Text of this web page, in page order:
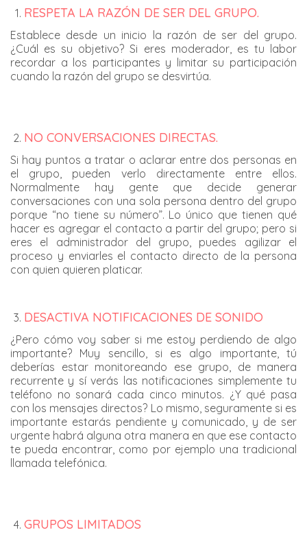
RESPETA LA RAZÓN DE SER DEL GRUPO.
Establece desde un inicio la razón de ser del grupo.
¿Cuál es su objetivo? Si eres moderador, es tu labor
recordar a los participantes y limitar su participación
cuando la razón del grupo se desvirtúa.
NO CONVERSACIONES DIRECTAS.
Si hay puntos a tratar o aclarar entre dos personas en
el grupo, pueden verlo directamente entre ellos.
Normalmente hay gente que decide generar
conversaciones con una sola persona dentro del grupo
porque “no tiene su número”. Lo único que tienen qué
hacer es agregar el contacto a partir del grupo; pero si
eres el administrador del grupo, puedes agilizar el
proceso y enviarles el contacto directo de la persona
con quien quieren platicar.
DESACTIVA NOTIFICACIONES DE SONIDO
¿Pero cómo voy saber si me estoy perdiendo de algo
importante? Muy sencillo, si es algo importante, tú
deberías estar monitoreando ese grupo, de manera
recurrente y sí verás las notificaciones simplemente tu
teléfono no sonará cada cinco minutos. ¿Y qué pasa
con los mensajes directos? Lo mismo, seguramente si es
importante estarás pendiente y comunicado, y de ser
urgente habrá alguna otra manera en que ese contacto
te pueda encontrar, como por ejemplo una tradicional
llamada telefónica.
GRUPOS LIMITADOS